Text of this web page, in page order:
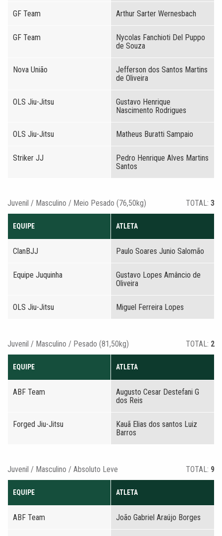
GF Team Arthur Sarter Wernesbach
GF Team
Nycolas Fanchioti Del Puppo
de Souza
Nova União
Jefferson dos Santos Martins
de Oliveira
OLS Jiu-Jitsu
Gustavo Henrique
Nascimento Rodrigues
OLS Jiu-Jitsu Matheus Buratti Sampaio
Striker JJ
Pedro Henrique Alves Martins
Santos
Juvenil / Masculino / Meio Pesado (76,50kg) TOTAL: 3
EQUIPE ATLETA
ClanBJJ Paulo Soares Junio Salomão
Equipe Juquinha
Gustavo Lopes Amâncio de
Oliveira
OLS Jiu-Jitsu Miguel Ferreira Lopes
Juvenil / Masculino / Pesado (81,50kg) TOTAL: 2
EQUIPE ATLETA
ABF Team
Augusto Cesar Destefani G
dos Reis
Forged Jiu-Jitsu
Kauã Elias dos santos Luiz
Barros
Juvenil / Masculino / Absoluto Leve TOTAL: 9
EQUIPE ATLETA
ABF Team João Gabriel Araújo Borges